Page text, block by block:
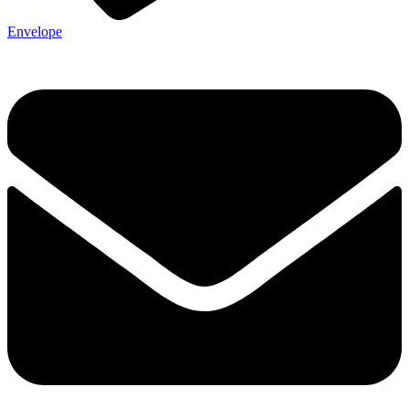
Envelope